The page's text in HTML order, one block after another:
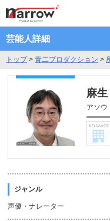
芸能人詳細
トップ> 青二プロダクション >
麻
アソ
ジャンル
声優・ナレーター